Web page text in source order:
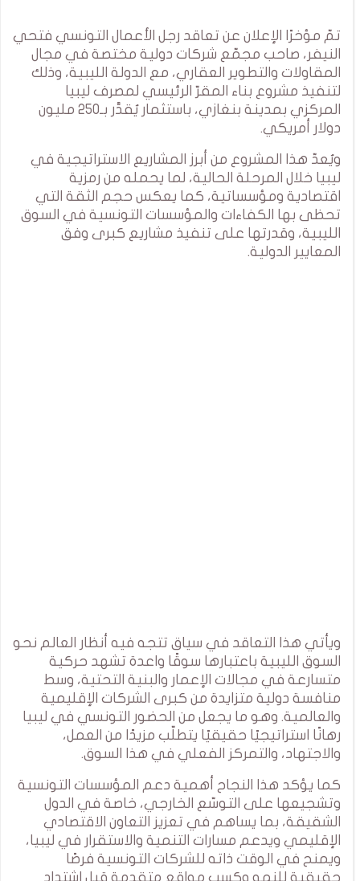
تمّ مؤخرًا الإعلان عن تعاقد رجل الأعمال التونسي فتحي
النيفر، صاحب مجمّع شركات دولية مختصة في مجال
المقاولات والتطوير العقاري، مع الدولة الليبية، وذلك
لتنفيذ مشروع بناء المقرّ الرئيسي لمصرف ليبيا
المركزي بمدينة بنغازي، باستثمار يُقدَّر بـ250 مليون
دولار أمريكي.
ويُعدّ هذا المشروع من أبرز المشاريع الاستراتيجية في
ليبيا خلال المرحلة الحالية، لما يحمله من رمزية
اقتصادية ومؤسساتية، كما يعكس حجم الثقة التي
تحظى بها الكفاءات والمؤسسات التونسية في السوق
الليبية، وقدرتها على تنفيذ مشاريع كبرى وفق
المعايير الدولية.
ويأتي هذا التعاقد في سياق تتجه فيه أنظار العالم نحو
السوق الليبية باعتبارها سوقًا واعدة تشهد حركية
متسارعة في مجالات الإعمار والبنية التحتية، وسط
منافسة دولية متزايدة من كبرى الشركات الإقليمية
والعالمية. وهو ما يجعل من الحضور التونسي في ليبيا
رهانًا استراتيجيًا حقيقيًا يتطلّب مزيدًا من العمل،
والاجتهاد، والتمركز الفعلي في هذا السوق.
كما يؤكد هذا النجاح أهمية دعم المؤسسات التونسية
وتشجيعها على التوسّع الخارجي، خاصة في الدول
الشقيقة، بما يساهم في تعزيز التعاون الاقتصادي
الإقليمي ويدعم مسارات التنمية والاستقرار في ليبيا،
ويمنح في الوقت ذاته للشركات التونسية فرصًا
حقيقية للنمو وكسب مواقع متقدمة قبل اشتداد